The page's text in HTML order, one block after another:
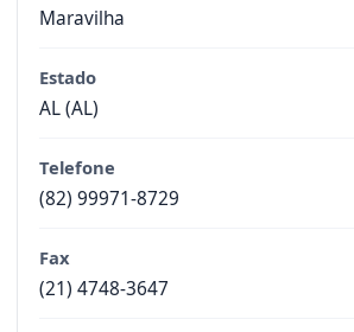
Maravilha
Estado
AL (AL)
Telefone
(82) 99971-8729
Fax
(21) 4748-3647